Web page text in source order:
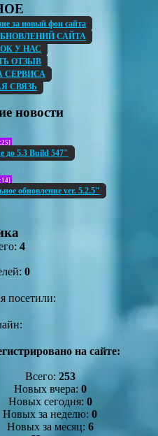
за новый фон сайта
САЙТА
У НАС
ОТЗЫВ
СЕРВИСА
СВЯЗЬ
новости
до 5.3 Build 547"
обновление ver. 5.2.5"
4
0
посетили:
на сайте:
Всего: 253
Новых вчера: 0
Новых сегодня: 0
Новых за неделю: 0
Новых за месяц: 6